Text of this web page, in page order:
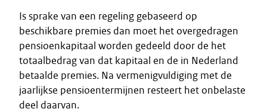
Is sprake van een regeling gebaseerd op
beschikbare premies dan moet het overgedragen
pensioenkapitaal worden gedeeld door de het
totaalbedrag van dat kapitaal en de in Nederland
betaalde premies. Na vermenigvuldiging met de
jaarlijkse pensioentermijnen resteert het onbelaste
deel daarvan.